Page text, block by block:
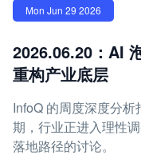
Mon Jun 29 2026
2026.06.20：AI
重构产业底层
InfoQ 的周度深度分
期，行业正进入理性
落地路径的讨论。